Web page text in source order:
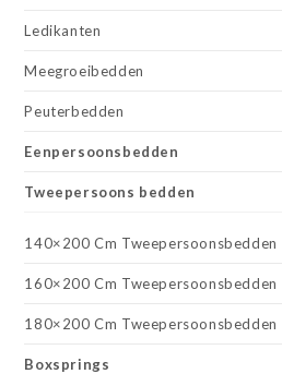
Ledikanten
Meegroeibedden
Peuterbedden
Eenpersoonsbedden
Tweepersoons bedden
140×200 Cm Tweepersoonsbedden
160×200 Cm Tweepersoonsbedden
180×200 Cm Tweepersoonsbedden
Boxsprings